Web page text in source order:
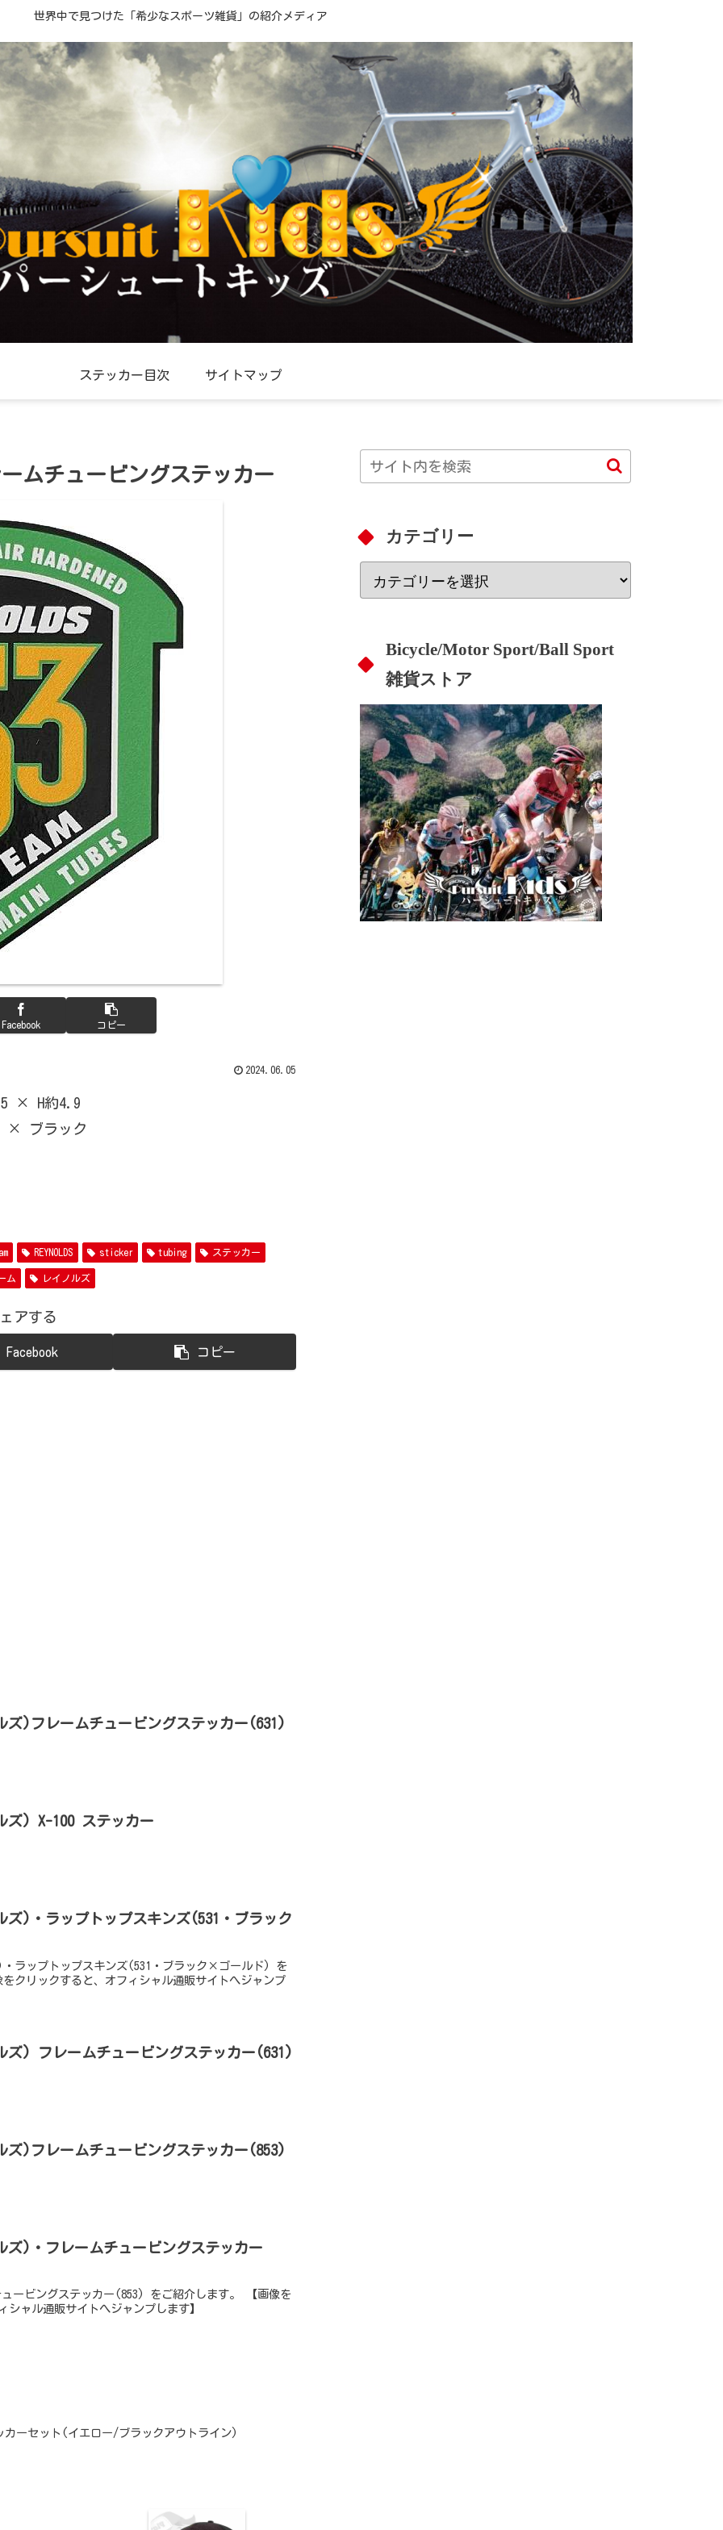
世界中で見つけた「希少なスポーツ雑貨」の紹介メディア
ステッカー目次 サイトマップ
ームチュービングステッカー
Facebook コピー
2024.06.05
× H約4.9
× ブラック
REYNOLDS sticker tubing ステッカー
ム レイノルズ
アする
Facebook コピー
ルズ)フレームチュービングステッカー(631)
ルズ) X-100 ステッカー
ルズ)・ラップトップスキンズ(531・ブラック
)・ラップトップスキンズ(531・ブラック×ゴールド) を
クリックすると、オフィシャル通販サイトへジャンプ
ルズ) フレームチュービングステッカー(631)
ルズ)フレームチュービングステッカー(853)
ルズ)・フレームチュービングステッカー
ュービングステッカー(853) をご紹介します。 【画像を
シャル通販サイトへジャンプします】
カーセット(イエロー/ブラックアウトライン)
カテゴリー
Bicycle/Motor Sport/Ball Sport
雑貨ストア